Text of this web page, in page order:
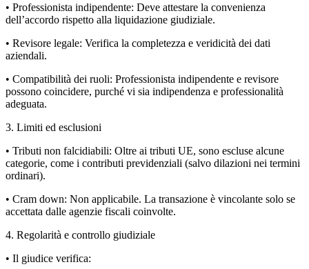
• Professionista indipendente: Deve attestare la convenienza
dell’accordo rispetto alla liquidazione giudiziale.
• Revisore legale: Verifica la completezza e veridicità dei dati
aziendali.
• Compatibilità dei ruoli: Professionista indipendente e revisore
possono coincidere, purché vi sia indipendenza e professionalità
adeguata.
3. Limiti ed esclusioni
• Tributi non falcidiabili: Oltre ai tributi UE, sono escluse alcune
categorie, come i contributi previdenziali (salvo dilazioni nei termini
ordinari).
• Cram down: Non applicabile. La transazione è vincolante solo se
accettata dalle agenzie fiscali coinvolte.
4. Regolarità e controllo giudiziale
• Il giudice verifica: